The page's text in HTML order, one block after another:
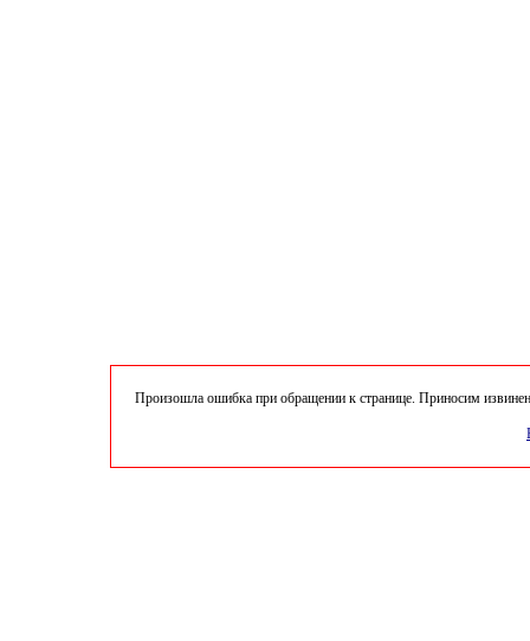
Произошла ошибка при обращении к странице. Приносим